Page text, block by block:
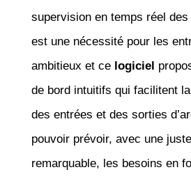
supervision en temps réel
est une nécessité pour les
ambitieux et ce logiciel
de bord intuitifs qui facilitent
des entrées et des sorties
pouvoir prévoir, avec une
remarquable, les besoins en